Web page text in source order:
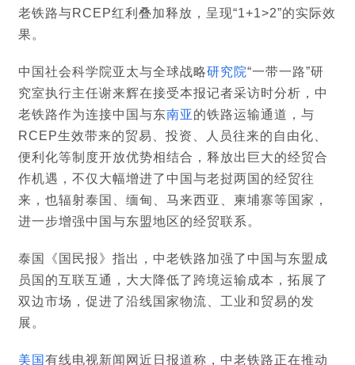
老铁路与RCEP红利叠加释放，呈现“1+1>2”的实际效
果。
中国社会科学院亚太与全球战略研究院“一带一路”研
究室执行主任谢来辉在接受本报记者采访时分析，中
老铁路作为连接中国与东南亚 的铁路运输通道，与
RCEP生效带来的贸易、投资、人员往来的自由化、
便利化等制度开放优势相结合，释放出巨大的经贸合
作机遇，不仅大幅增进了中国与老挝两国的经贸往
来，也辐射泰国、缅甸、马来西亚、柬埔寨等国家，
进一步增强中国与东盟地区的经贸联系。
泰国《国民报》指出，中老铁路加强了中国与东盟成
员国的互联互通，大大降低了跨境运输成本，拓展了
双边市场，促进了沿线国家物流、工业和贸易的发
展。
美国 有线电视新闻网近日报道称，中老铁路正在推动